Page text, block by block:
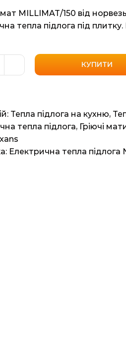
MILLIMAT/150 від
тепла підлога під плитку.
КУПИТИ
Тепла підлога на кухню,
тепла підлога, Гріючі
Електрична тепла підлога